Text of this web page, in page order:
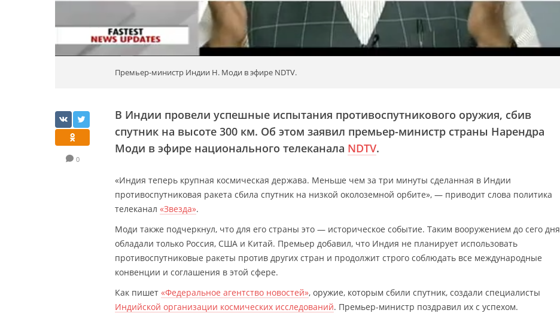
Премьер-министр Индии Н. Моди в эфире NDTV.
0
В Индии провели успешные испытания противоспутникового оружия, сбив
спутник на высоте 300 км. Об этом заявил премьер-министр страны Нарендра
Моди в эфире национального телеканала NDTV.
«Индия теперь крупная космическая держава. Меньше чем за три минуты сделанная в Индии
противоспутниковая ракета сбила спутник на низкой околоземной орбите», — приводит слова политика
телеканал «Звезда».
Моди также подчеркнул, что для его страны это — историческое событие. Таким вооружением до сего дня
обладали только Россия, США и Китай. Премьер добавил, что Индия не планирует использовать
противоспутниковые ракеты против других стран и продолжит строго соблюдать все международные
конвенции и соглашения в этой сфере.
Как пишет «Федеральное агентство новостей», оружие, которым сбили спутник, создали специалисты
Индийской организации космических исследований. Премьер-министр поздравил их с успехом.